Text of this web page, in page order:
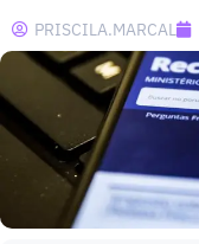
PRISCILA.MARCAL